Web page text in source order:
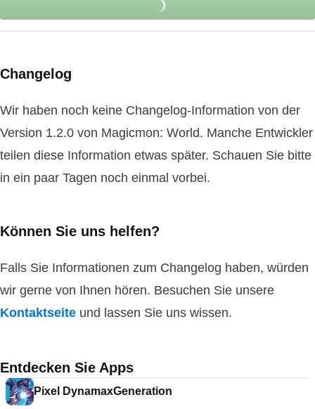
Changelog
Wir haben noch keine Changelog-Information von der
Version 1.2.0 von Magicmon: World. Manche Entwickler
teilen diese Information etwas später. Schauen Sie bitte
in ein paar Tagen noch einmal vorbei.
Können Sie uns helfen?
Falls Sie Informationen zum Changelog haben, würden
wir gerne von Ihnen hören. Besuchen Sie unsere
Kontaktseite und lassen Sie uns wissen.
Entdecken Sie Apps
Pixel DynamaxGeneration